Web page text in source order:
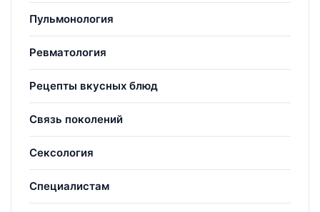
Пульмонология
Ревматология
Рецепты вкусных блюд
Связь поколений
Сексология
Специалистам